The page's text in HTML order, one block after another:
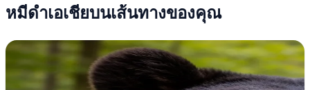
หมีดำเอเชียบนเส้นทางของคุณ